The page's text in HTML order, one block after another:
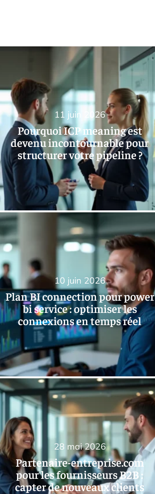
Pourquoi ICP meaning est
devenu incontournable pour
structurer votre pipeline ?
11 juin 2026
Plan BI connection pour power
bi service : optimiser les
connexions en temps réel
10 juin 2026
Partenaire-entreprise.com
pour les fournisseurs B2B :
capter de nouveaux clients
28 mai 2026